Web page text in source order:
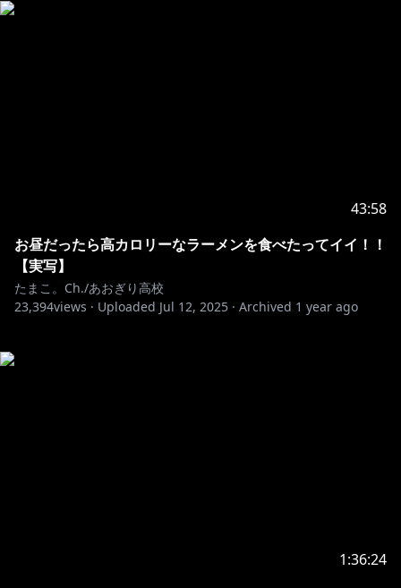
43:58
お昼だったら高カロリーなラーメンを食べたってイイ！！
【実写】
たまこ。Ch./あおぎり高校
23,394views · Uploaded Jul 12, 2025 · Archived 1 year ago
1:36:24